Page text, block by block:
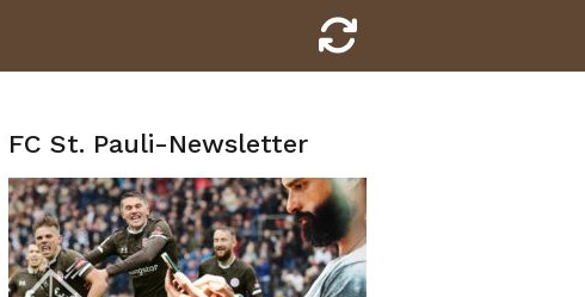
FC St. Pauli-Newsletter